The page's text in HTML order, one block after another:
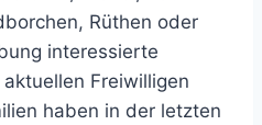
Rüthen oder
interessierte
Freiwilligen
haben in der letzten